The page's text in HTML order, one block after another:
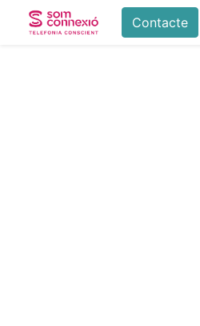
Contacte